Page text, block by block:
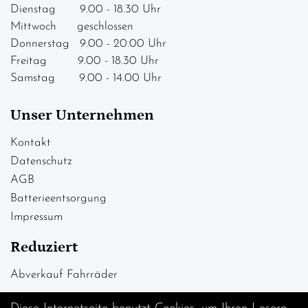
Dienstag 9.00 - 18.30 Uhr
Mittwoch geschlossen
Donnerstag 9.00 - 20.00 Uhr
Freitag 9.00 - 18.30 Uhr
Samstag 9.00 - 14.00 Uhr
Unser Unternehmen
Kontakt
Datenschutz
AGB
Batterieentsorgung
Impressum
Reduziert
Abverkauf Fahrräder